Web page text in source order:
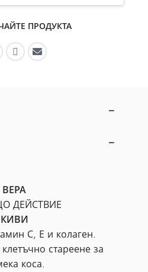
ПРОДУКТА
във Facebook
Препоръчайте в Instagram
Препоръчайте по
ДЕЙСТВИЕ
КИВИ
С, Е и колаген.
стареене за
коса.